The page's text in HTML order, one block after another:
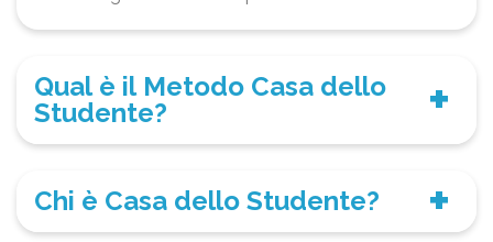
Qual è il Metodo Casa dello
Studente?
Chi è Casa dello Studente?